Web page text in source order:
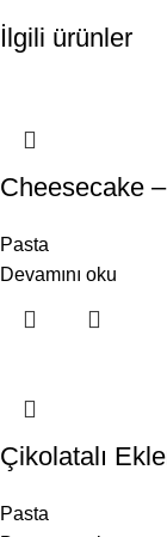
İlgili ürünler
Cheesecake
Pasta
Devamını oku
Çikolatalı
Pasta